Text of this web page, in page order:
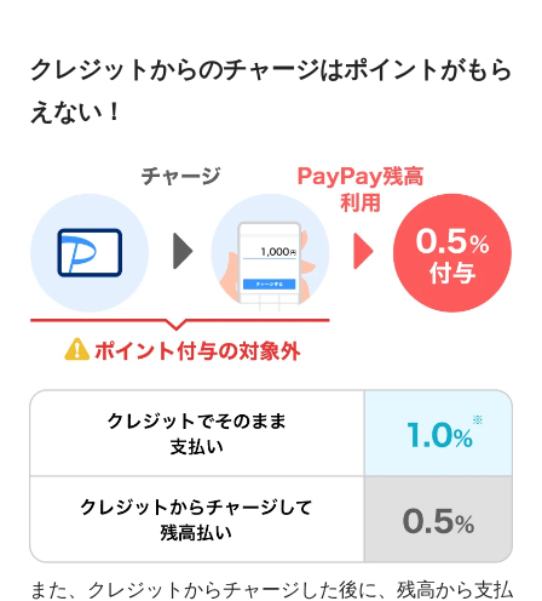
クレジットからのチャージはポイントがもら
えない！
また、クレジットからチャージした後に、残高から支払